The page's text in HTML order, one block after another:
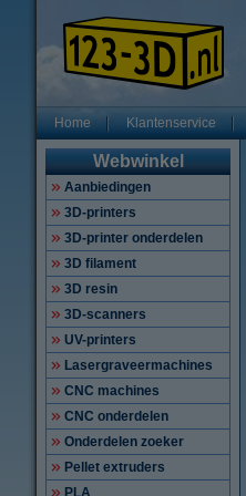
Home Klantenservice
Webwinkel
Aanbiedingen
3D-printers
3D-printer onderdelen
3D filament
3D resin
3D-scanners
UV-printers
Lasergraveermachines
CNC machines
CNC onderdelen
Onderdelen zoeker
Pellet extruders
PLA